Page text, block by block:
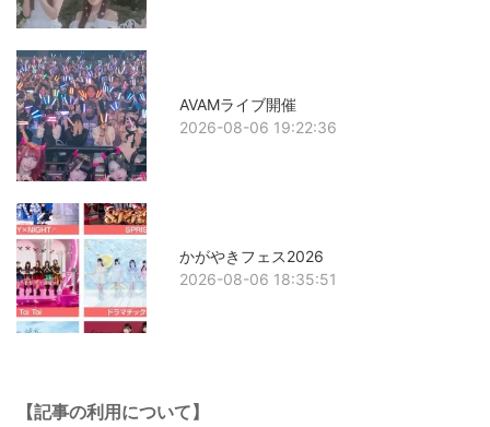
AVAMライブ開催
2026-08-06 19:22:36
かがやきフェス2026
2026-08-06 18:35:51
【記事の利用について】